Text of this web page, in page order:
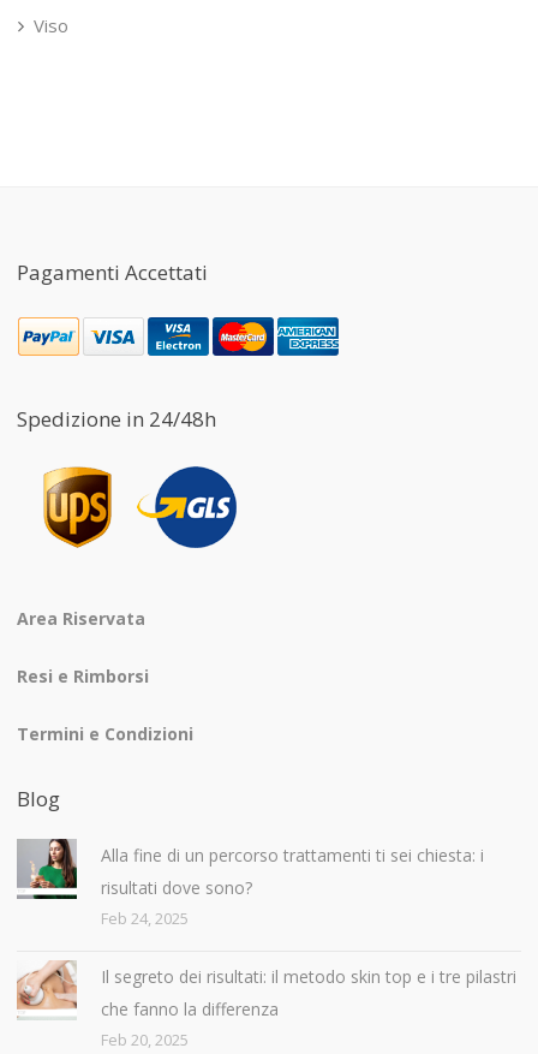
Viso
Pagamenti Accettati
Spedizione in 24/48h
Area Riservata
Resi e Rimborsi
Termini e Condizioni
Blog
Alla fine di un percorso trattamenti ti sei chiesta: i
risultati dove sono?
Feb 24, 2025
Il segreto dei risultati: il metodo skin top e i tre pilastri
che fanno la differenza
Feb 20, 2025